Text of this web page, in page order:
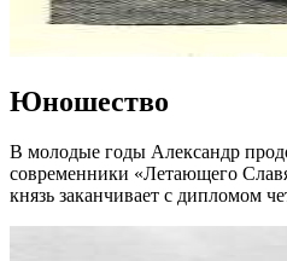
Юношество
В молодые годы Александр
современники «Летающего
князь заканчивает с дипломом